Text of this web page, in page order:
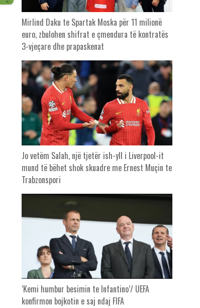
Mirlind Daku te Spartak Moska për 11 milionë
euro, zbulohen shifrat e çmendura të kontratës
3-vjeçare dhe prapaskenat
Jo vetëm Salah, një tjetër ish-yll i Liverpool-it
mund të bëhet shok skuadre me Ernest Muçin te
Trabzonspori
‘Kemi humbur besimin te Infantino’/ UEFA
konfirmon bojkotin e saj ndaj FIFA